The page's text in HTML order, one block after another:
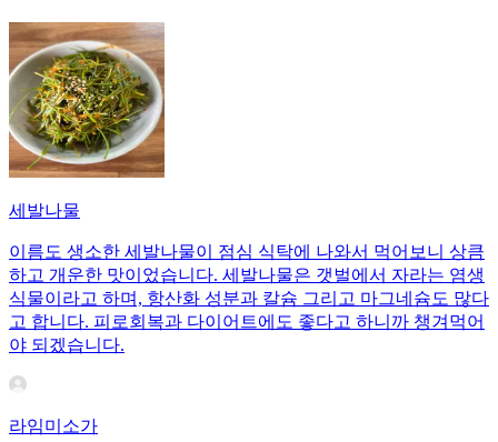
세발나물
이름도 생소한 세발나물이 점심 식탁에 나와서 먹어보니 상큼
하고 개운한 맛이었습니다. 세발나물은 갯벌에서 자라는 염생
식물이라고 하며, 항산화 성분과 칼슘 그리고 마그네슘도 많다
고 합니다. 피로회복과 다이어트에도 좋다고 하니까 챙겨먹어
야 되겠습니다.
라임미소가